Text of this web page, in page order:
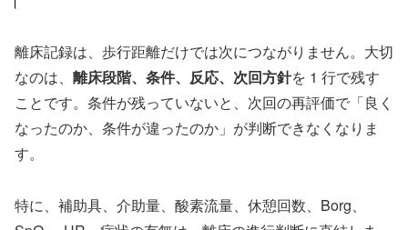
離床記録は、歩行距離だけでは次につながりません。大切
なのは、 離床段階、条件、反応、次回方針を 1 行で残す
ことです。条件が残っていないと、次回の再評価で「良く
なったのか、条件が違ったのか」が判断できなくなりま
す。
特に、補助具、介助量、酸素流量、休憩回数、Borg、